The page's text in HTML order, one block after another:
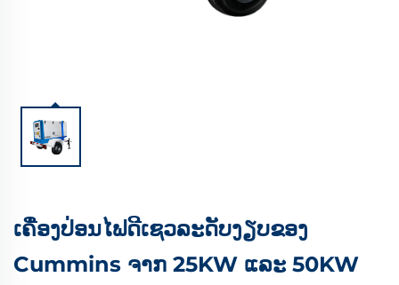
ເຄື່ອງປ່ອນໄຟດີເຊວລະດັບງຽບຂອງ
Cummins ຈາກ 25KW ແລະ 50KW